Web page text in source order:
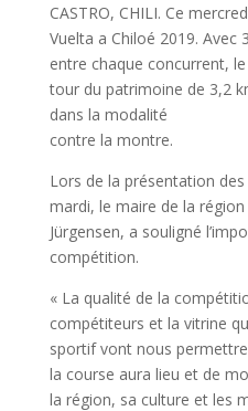
CASTRO, CHILI. Ce
Vuelta a Chiloé 2019. Avec
entre chaque concurrent,
tour du patrimoine de 3,2
dans la modalité
contre la montre.
Lors de la présentation des
mardi, le maire de la
Jürgensen, a souligné
compétition.
« La qualité de la
compétiteurs et la vitrine
sportif vont nous
la course aura lieu et de
la région, sa culture et les